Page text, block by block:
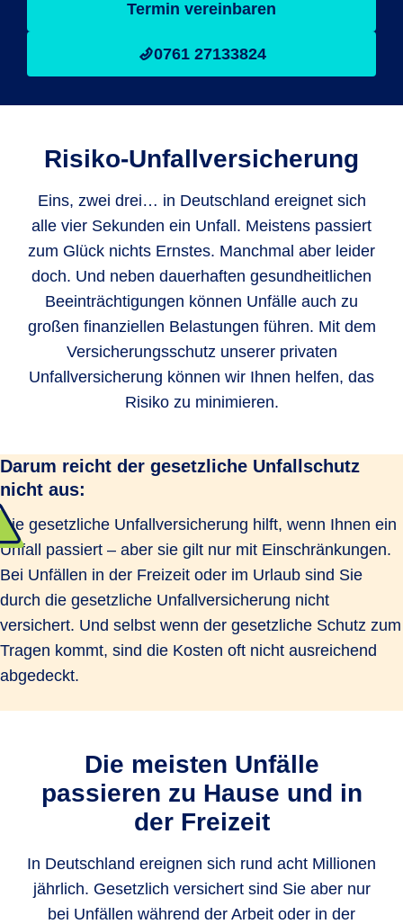
Termin vereinbaren
0761 27133824
Risiko-Unfallversicherung
Eins, zwei drei… in Deutschland ereignet sich
alle vier Sekunden ein Unfall. Meistens passiert
zum Glück nichts Ernstes. Manchmal aber leider
doch. Und neben dauerhaften gesundheitlichen
Beeinträchtigungen können Unfälle auch zu
großen finanziellen Belastungen führen. Mit dem
Versicherungsschutz unserer privaten
Unfallversicherung können wir Ihnen helfen, das
Risiko zu minimieren.
Darum reicht der gesetzliche Unfallschutz
nicht aus:
Die gesetzliche Unfallversicherung hilft, wenn Ihnen ein
Unfall passiert – aber sie gilt nur mit Einschränkungen.
Bei Unfällen in der Freizeit oder im Urlaub sind Sie
durch die gesetzliche Unfallversicherung nicht
versichert. Und selbst wenn der gesetzliche Schutz zum
Tragen kommt, sind die Kosten oft nicht ausreichend
abgedeckt.
Die meisten Unfälle
passieren zu Hause und in
der Freizeit
In Deutschland ereignen sich rund acht Millionen
jährlich. Gesetzlich versichert sind Sie aber nur
bei Unfällen während der Arbeit oder in der